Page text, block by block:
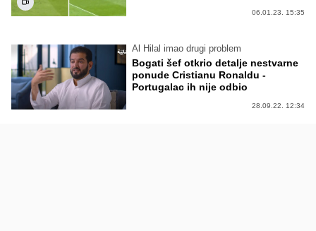
06.01.23. 15:35
Al Hilal imao drugi problem
Bogati šef otkrio detalje nestvarne
ponude Cristianu Ronaldu -
Portugalac ih nije odbio
28.09.22. 12:34